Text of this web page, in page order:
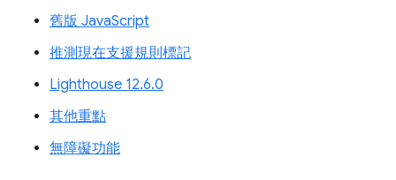
舊版 JavaScript
推測現在支援規則標記
Lighthouse 12.6.0
其他重點
無障礙功能